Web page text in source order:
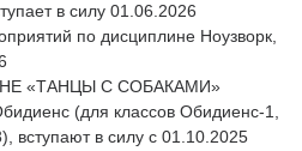
в силу 01.06.2026
по дисциплине Ноузворк,
«ТАНЦЫ С СОБАКАМИ»
(для классов Обидиенс-1,
вступают в силу с 01.10.2025